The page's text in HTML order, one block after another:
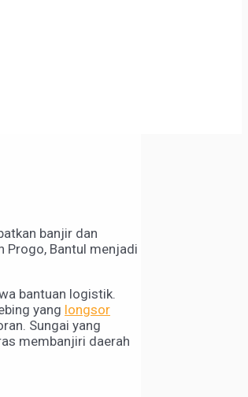
banjir dan
Progo, Bantul menjadi
bantuan logistik.
yang longsor
Sungai yang
membanjiri daerah